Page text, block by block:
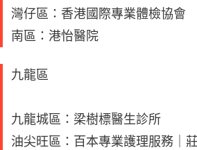
灣仔區：香港國際專業體檢協會
南區：港怡醫院
九龍區
九龍城區：梁樹標醫生診所
油尖旺區：百本專業護理服務｜